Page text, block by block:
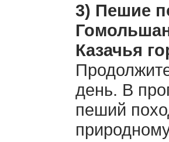
3) Пешие
Казачья
день. В
пеший